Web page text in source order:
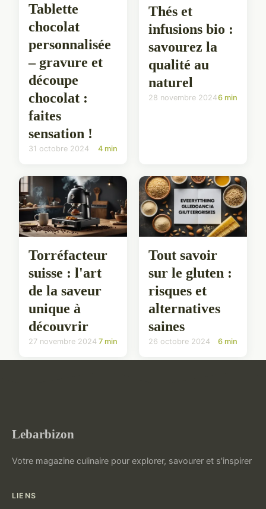
Tablette
chocolat
personnalisée
– gravure et
découpe
chocolat :
faites
sensation !
31 octobre 2024 4 min
Thés et
infusions bio :
savourez la
qualité au
naturel
28 novembre 20246 min
Torréfacteur
suisse : l'art
de la saveur
unique à
découvrir
27 novembre 2024 7 min
Tout savoir
sur le gluten :
risques et
alternatives
saines
26 octobre 2024 6 min
Lebarbizon
Votre magazine culinaire pour explorer, savourer et s'inspirer
LIENS